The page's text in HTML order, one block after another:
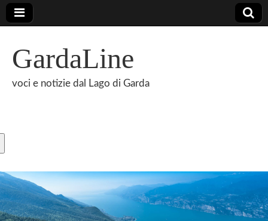
GardaLine
voci e notizie dal Lago di Garda